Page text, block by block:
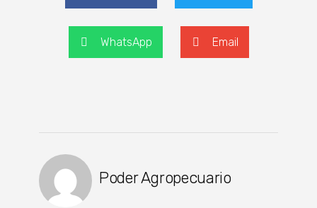
WhatsApp Email
Poder Agropecuario